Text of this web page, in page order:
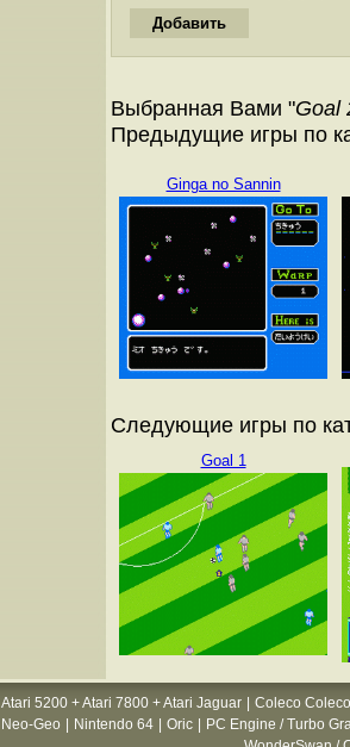
Выбранная Вами "Goal
Предыдущие игры по
Ginga no Sannin
Следующие игры по
Goal 1
Atari 5200 + Atari 7800 + Atari Jaguar
Coleco
Neo-Geo Nintendo 64 Oric
PC Engine / Turbo